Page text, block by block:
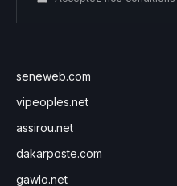
seneweb.com
vipeoples.net
assirou.net
dakarposte.com
gawlo.net